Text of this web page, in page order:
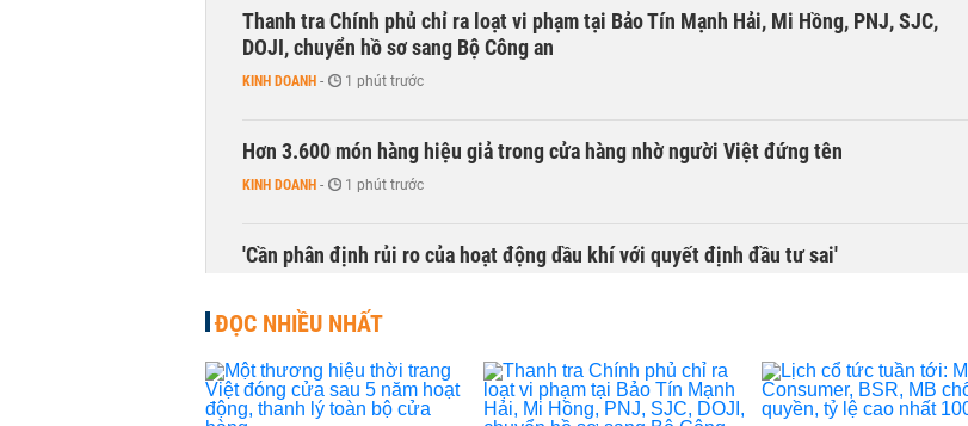
Thanh tra Chính phủ chỉ ra loạt vi phạm tại Bảo Tín Mạnh Hải, Mi Hồng, PNJ, SJC,
DOJI, chuyển hồ sơ sang Bộ Công an
KINH DOANH - 1 phút trước
Hơn 3.600 món hàng hiệu giả trong cửa hàng nhờ người Việt đứng tên
KINH DOANH - 1 phút trước
'Cần phân định rủi ro của hoạt động dầu khí với quyết định đầu tư sai'
Bí thư Thành ủy Hà Nội thúc tiến độ hai dự án giao thông trọng điểm phía Nam Thủ đô
THỜI SỰ - 1 phút trước
ĐỌC NHIỀU NHẤT